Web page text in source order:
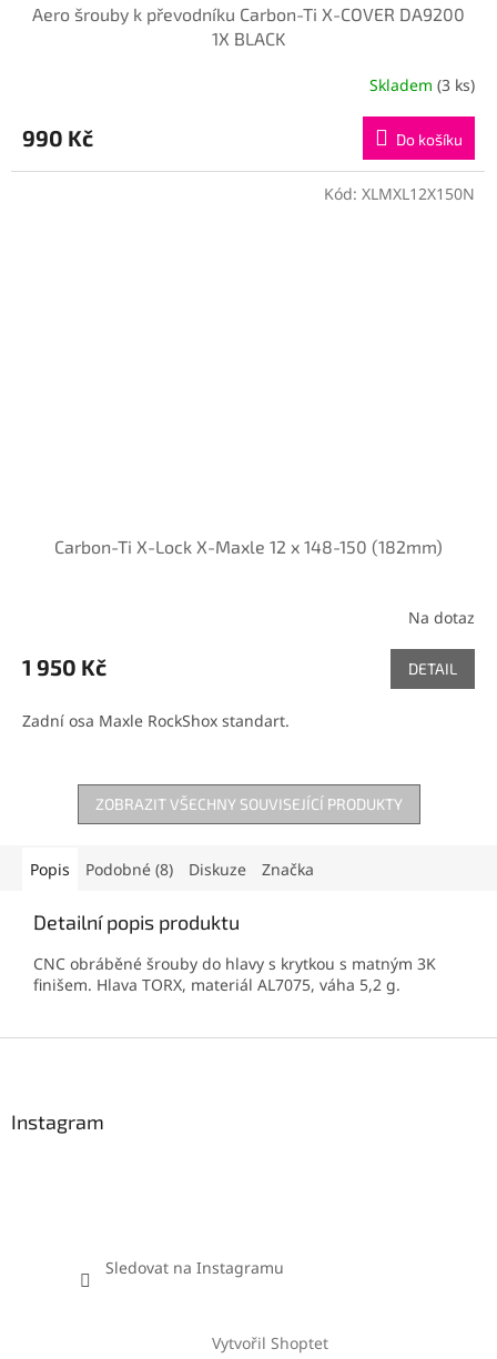
Aero šrouby k převodníku Carbon-Ti X-COVER DA9200
1X BLACK
Skladem (3 ks)
990 Kč Do košíku
Carbon-Ti X-Lock X-Maxle 12 x 148-150 (182mm)
Na dotaz
1 950 Kč DETAIL
Zadní osa Maxle RockShox standart.
Kód: XLMXL12X150N
ZOBRAZIT VŠECHNY SOUVISEJÍCÍ PRODUKTY
Popis Podobné (8) Diskuze Značka
Detailní popis produktu
CNC obráběné šrouby do hlavy s krytkou s matným 3K
finišem. Hlava TORX, materiál AL7075, váha 5,2 g.
Instagram
Sledovat na Instagramu
Vytvořil Shoptet